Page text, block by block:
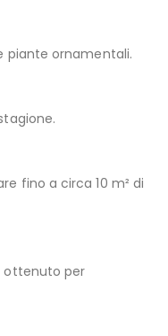
piante ornamentali.
fino a circa 10 m² di
ottenuto per